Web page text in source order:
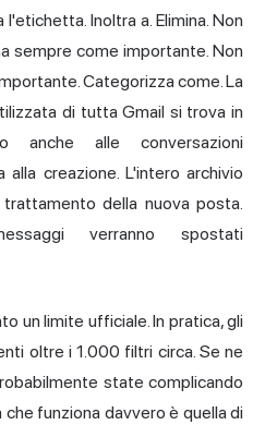
Inoltra a. Elimina. Non
sempre come importante. Non
Categorizza come. La
di tutta Gmail si trova in
anche alle conversazioni
alla creazione. L'intero archivio
della nuova posta.
verranno spostati
un limite ufficiale. In pratica, gli
oltre i 1.000 filtri circa. Se ne
state complicando
funziona davvero è quella di